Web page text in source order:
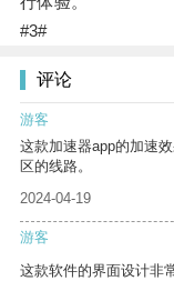
#3#
评论
游客
这款加速器app的加速
区的线路。
2024-04-19
游客
这款软件的界面设计非